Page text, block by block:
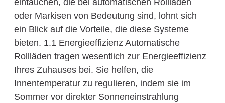
eintauchen, die bei automatischen Rollläden
oder Markisen von Bedeutung sind, lohnt sich
ein Blick auf die Vorteile, die diese Systeme
bieten. 1.1 Energieeffizienz Automatische
Rollläden tragen wesentlich zur Energieeffizienz
Ihres Zuhauses bei. Sie helfen, die
Innentemperatur zu regulieren, indem sie im
Sommer vor direkter Sonneneinstrahlung